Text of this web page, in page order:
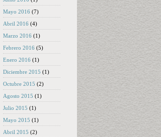
Mayo 2016 (7)
Abril 2016 (4)
Marzo 2016 (1)
Febrero 2016 (5)
Enero 2016 (1)
Diciembre 2015 (1)
Octubre 2015 (2)
Agosto 2015 (1)
Julio 2015 (1)
Mayo 2015 (1)
Abril 2015 (2)